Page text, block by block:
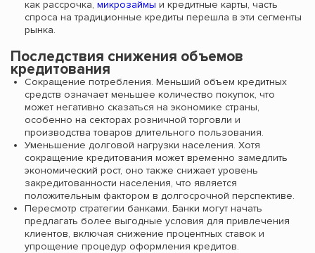
как рассрочка, микрозаймы и кредитные карты, часть
спроса на традиционные кредиты перешла в эти сегменты
рынка.
Последствия снижения объемов
кредитования
Сокращение потребления. Меньший объем кредитных
средств означает меньшее количество покупок, что
может негативно сказаться на экономике страны,
особенно на секторах розничной торговли и
производства товаров длительного пользования.
Уменьшение долговой нагрузки населения. Хотя
сокращение кредитования может временно замедлить
экономический рост, оно также снижает уровень
закредитованности населения, что является
положительным фактором в долгосрочной перспективе.
Пересмотр стратегии банками. Банки могут начать
предлагать более выгодные условия для привлечения
клиентов, включая снижение процентных ставок и
упрощение процедур оформления кредитов.